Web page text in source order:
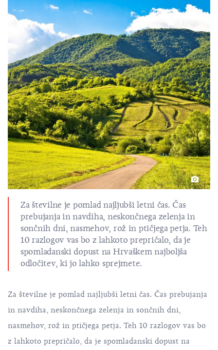
Za številne je pomlad najljubši letni čas. Čas
prebujanja in navdiha, neskončnega zelenja in
sončnih dni, nasmehov, rož in ptičjega petja. Teh
10 razlogov vas bo z lahkoto prepričalo, da je
spomladanski dopust na Hrvaškem najboljša
odločitev, ki jo lahko sprejmete.
Za številne je pomlad najljubši letni čas. Čas prebujanja
in navdiha, neskončnega zelenja in sončnih dni,
nasmehov, rož in ptičjega petja. Teh 10 razlogov vas bo
z lahkoto prepričalo, da je spomladanski dopust na